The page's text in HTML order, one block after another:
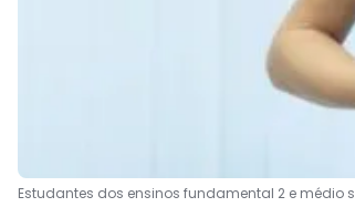
Estudantes dos ensinos fundamental 2 e